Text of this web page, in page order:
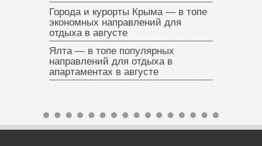
Города и курорты Крыма — в топе
экономных направлений для
отдыха в августе
Ялта — в топе популярных
направлений для отдыха в
апартаментах в августе